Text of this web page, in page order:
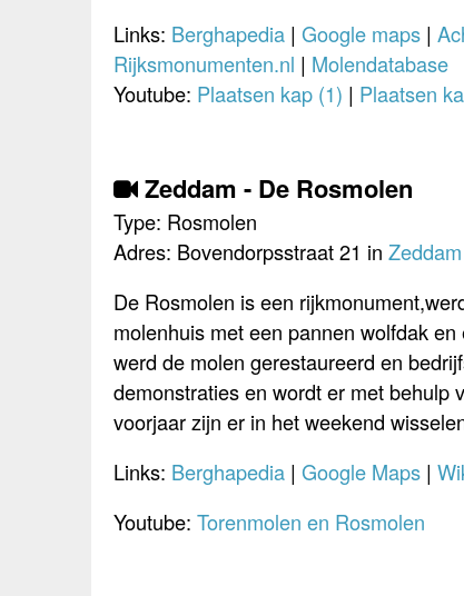
Links: Berghapedia | Google maps |
Rijksmonumenten.nl | Molendatabase
Youtube: Plaatsen kap (1) | Plaatsen
Zeddam - De Rosmolen
Type: Rosmolen
Adres: Bovendorpsstraat 21 in Zeddam
De Rosmolen is een
molenhuis met een pannen wolfdak
werd de molen gerestaureerd en
demonstraties en wordt er met behulp
voorjaar zijn er in het weekend
Links: Berghapedia | Google Maps |
Youtube: Torenmolen en Rosmolen